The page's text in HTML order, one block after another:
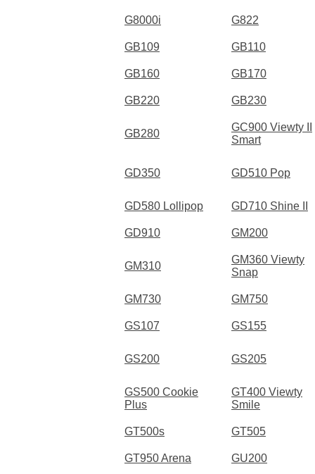
G8000i G822
GB109 GB110
GB160 GB170
GB220 GB230
GB280
GC900 Viewty II
Smart
GD350 GD510 Pop
GD580 Lollipop GD710 Shine II
GD910 GM200
GM310
GM360 Viewty
Snap
GM730 GM750
GS107 GS155
GS200 GS205
GS500 Cookie
Plus
GT400 Viewty
Smile
GT500s GT505
GT950 Arena GU200